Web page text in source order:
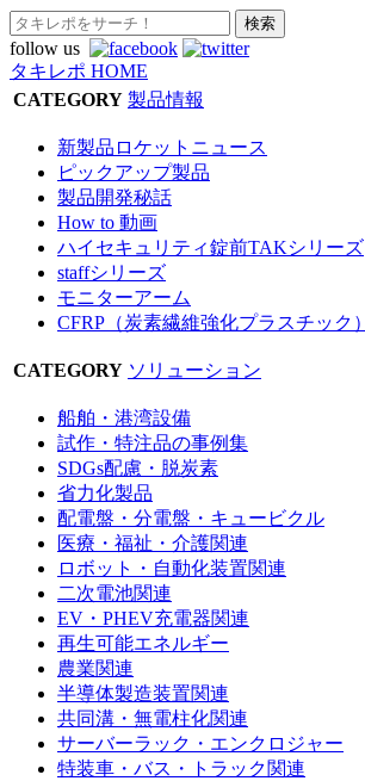
follow us
タキレポ HOME
CATEGORY 製品情報
新製品ロケットニュース
ピックアップ製品
製品開発秘話
How to 動画
ハイセキュリティ錠前TAKシリーズ
staffシリーズ
モニターアーム
CFRP（炭素繊維強化プラスチック）
CATEGORY ソリューション
船舶・港湾設備
試作・特注品の事例集
SDGs配慮・脱炭素
省力化製品
配電盤・分電盤・キュービクル
医療・福祉・介護関連
ロボット・自動化装置関連
二次電池関連
EV・PHEV充電器関連
再生可能エネルギー
農業関連
半導体製造装置関連
共同溝・無電柱化関連
サーバーラック・エンクロジャー
特装車・バス・トラック関連